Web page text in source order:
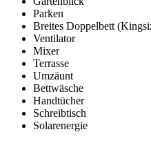
Parken
Breites Doppelbett
Ventilator
Mixer
Terrasse
Umzäunt
Bettwäsche
Handtücher
Schreibtisch
Solarenergie